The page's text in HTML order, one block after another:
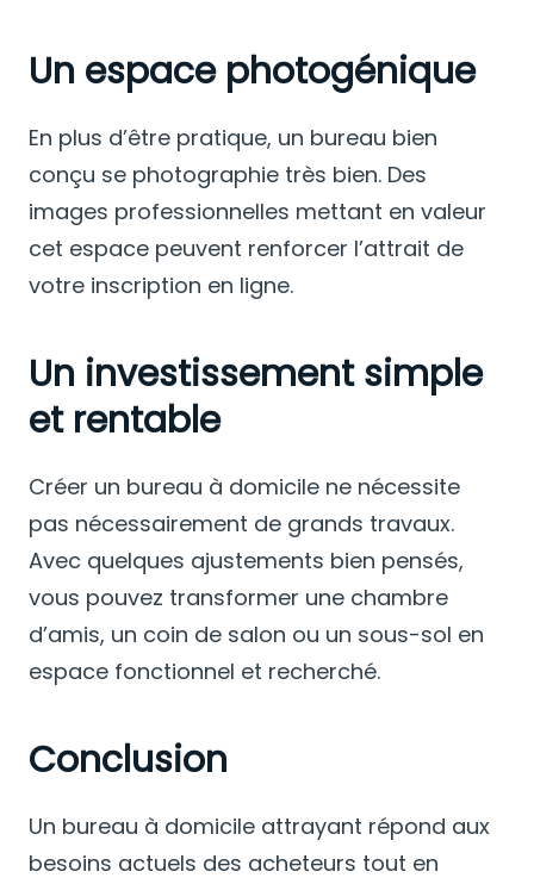
Un espace photogénique
En plus d’être pratique, un bureau bien
conçu se photographie très bien. Des
images professionnelles mettant en valeur
cet espace peuvent renforcer l’attrait de
votre inscription en ligne.
Un investissement simple
et rentable
Créer un bureau à domicile ne nécessite
pas nécessairement de grands travaux.
Avec quelques ajustements bien pensés,
vous pouvez transformer une chambre
d’amis, un coin de salon ou un sous-sol en
espace fonctionnel et recherché.
Conclusion
Un bureau à domicile attrayant répond aux
besoins actuels des acheteurs tout en